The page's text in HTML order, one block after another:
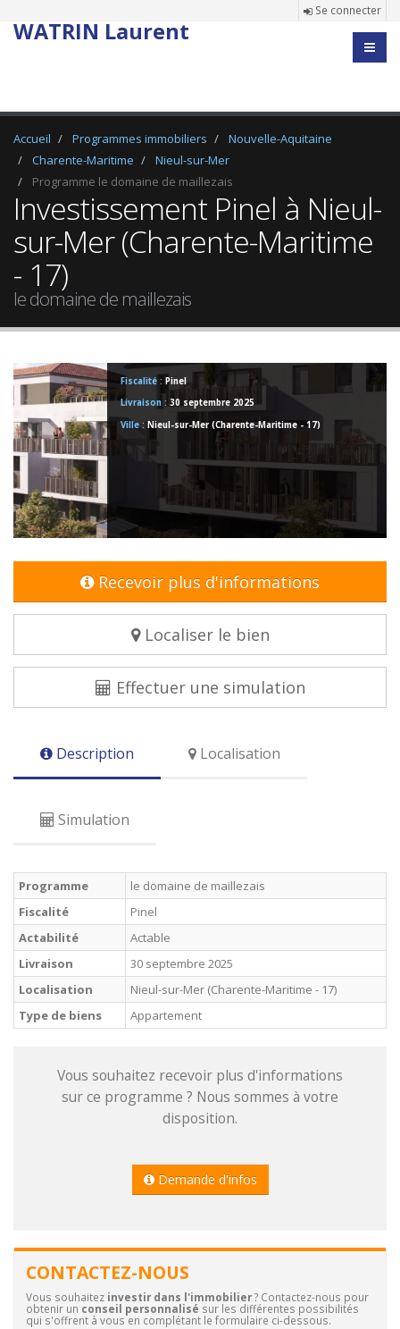
Se connecter
WATRIN Laurent
Accueil Programmes immobiliers
Nouvelle-Aquitaine
Charente-Maritime
Nieul-sur-Mer
Programme le domaine de maillezais
Investissement Pinel à Nieul-
sur-Mer (Charente-Maritime
- 17)
le domaine de maillezais
Fiscalité : Pinel
Livraison : 30 septembre 2025
Ville : Nieul-sur-Mer (Charente-Maritime - 17)
Recevoir plus d'informations
Localiser le bien
Effectuer une simulation
Description Localisation
Simulation
Programme
le domaine de maillezais
Fiscalité
Pinel
Actabilité
Actable
Livraison
30 septembre 2025
Localisation
Nieul-sur-Mer (Charente-Maritime - 17)
Type de biens
Appartement
Vous souhaitez recevoir plus d'informations
sur ce programme ? Nous sommes à votre
disposition.
Demande d'infos
CONTACTEZ-NOUS
Vous souhaitez investir dans l'immobilier? Contactez-nous pour
obtenir un conseil personnalisé sur les différentes possibilités
qui s'offrent à vous en complétant le formulaire ci-dessous.